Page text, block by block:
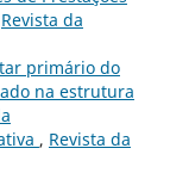
Revista da
primário do
na estrutura
, Revista da